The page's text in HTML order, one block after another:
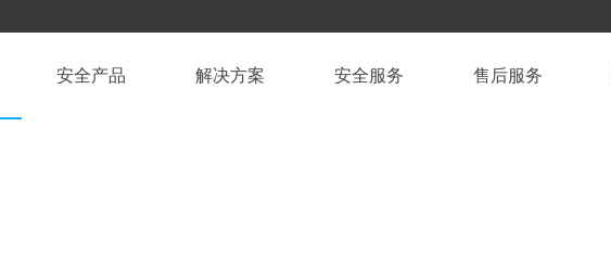
安全产品 解决方案 安全服务 售后服务